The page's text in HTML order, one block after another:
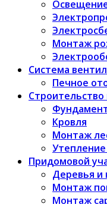
Монтаж
Система
Печное
Кровля
Монтаж
Придомовой
Деревья и
Монтаж
Монтаж